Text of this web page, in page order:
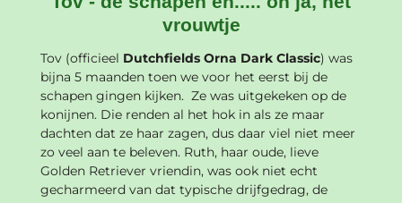
vrouwtje
Tov (officieel Dutchfields Orna Dark Classic) was
bijna 5 maanden toen we voor het eerst bij de
schapen gingen kijken. Ze was uitgekeken op de
konijnen. Die renden al het hok in als ze maar
dachten dat ze haar zagen, dus daar viel niet meer
zo veel aan te beleven. Ruth, haar oude, lieve
Golden Retriever vriendin, was ook niet echt
gecharmeerd van dat typische drijfgedrag, de